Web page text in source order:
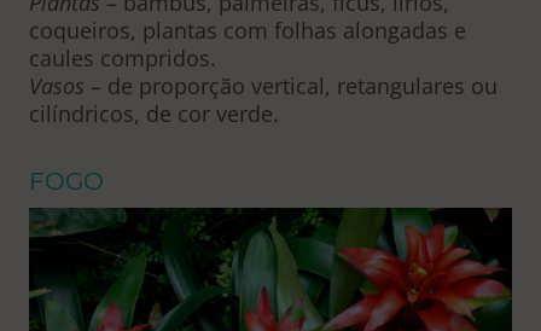
coqueiros, plantas com folhas alongadas e
caules compridos.
Vasos – de proporção vertical, retangulares ou
cilíndricos, de cor verde.
FOGO